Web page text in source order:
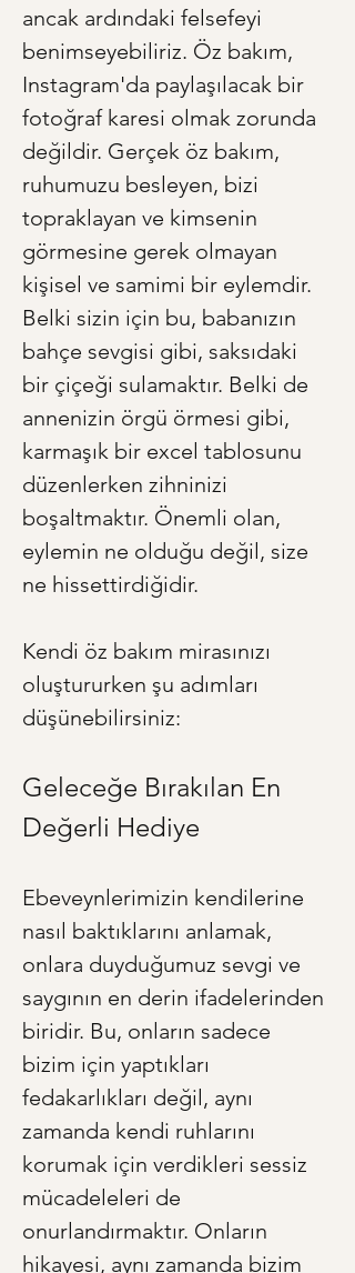
ancak ardındaki felsefeyi
benimseyebiliriz. Öz bakım,
Instagram'da paylaşılacak bir
fotoğraf karesi olmak zorunda
değildir. Gerçek öz bakım,
ruhumuzu besleyen, bizi
topraklayan ve kimsenin
görmesine gerek olmayan
kişisel ve samimi bir eylemdir.
Belki sizin için bu, babanızın
bahçe sevgisi gibi, saksıdaki
bir çiçeği sulamaktır. Belki de
annenizin örgü örmesi gibi,
karmaşık bir excel tablosunu
düzenlerken zihninizi
boşaltmaktır. Önemli olan,
eylemin ne olduğu değil, size
ne hissettirdiğidir.
Kendi öz bakım mirasınızı
oluştururken şu adımları
düşünebilirsiniz:
Geleceğe Bırakılan En
Değerli Hediye
Ebeveynlerimizin kendilerine
nasıl baktıklarını anlamak,
onlara duyduğumuz sevgi ve
saygının en derin ifadelerinden
biridir. Bu, onların sadece
bizim için yaptıkları
fedakarlıkları değil, aynı
zamanda kendi ruhlarını
korumak için verdikleri sessiz
mücadeleleri de
onurlandırmaktır. Onların
hikayesi, aynı zamanda bizim